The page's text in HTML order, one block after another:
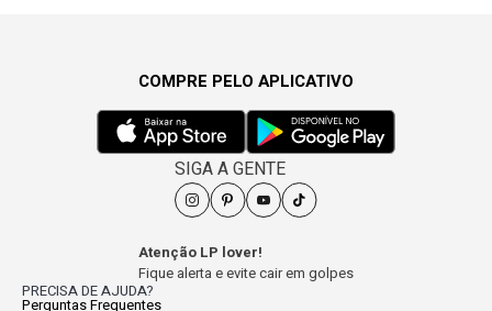
PRECISA DE AJUDA?
Perguntas Frequentes
COMPRE PELO APLICATIVO
SIGA A GENTE
Atenção LP lover!
Fique alerta e evite cair em golpes